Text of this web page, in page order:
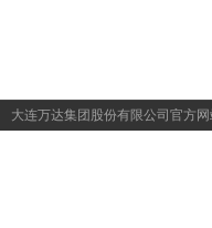
大连万达集团股份有限公司官方